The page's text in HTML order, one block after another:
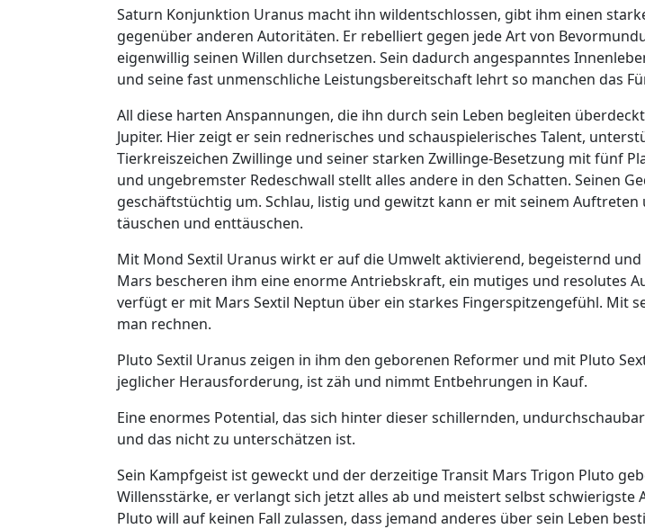
Saturn Konjunktion Uranus macht ihn wildentschlossen, gibt ihm einen
gegenüber anderen Autoritäten. Er rebelliert gegen jede Art von
eigenwillig seinen Willen durchsetzen. Sein dadurch angespanntes
und seine fast unmenschliche Leistungsbereitschaft lehrt so manchen das
All diese harten Anspannungen, die ihn durch sein Leben begleiten
Jupiter. Hier zeigt er sein rednerisches und schauspielerisches Talent,
Tierkreiszeichen Zwillinge und seiner starken Zwillinge-Besetzung mit fünf
und ungebremster Redeschwall stellt alles andere in den Schatten. Seinen
geschäftstüchtig um. Schlau, listig und gewitzt kann er mit seinem Auftreten
täuschen und enttäuschen.
Mit Mond Sextil Uranus wirkt er auf die Umwelt aktivierend, begeisternd
Mars bescheren ihm eine enorme Antriebskraft, ein mutiges und resolutes
verfügt er mit Mars Sextil Neptun über ein starkes Fingerspitzengefühl. Mit
man rechnen.
Pluto Sextil Uranus zeigen in ihm den geborenen Reformer und mit Pluto
jeglicher Herausforderung, ist zäh und nimmt Entbehrungen in Kauf.
Eine enormes Potential, das sich hinter dieser schillernden,
und das nicht zu unterschätzen ist.
Sein Kampfgeist ist geweckt und der derzeitige Transit Mars Trigon Pluto
Willensstärke, er verlangt sich jetzt alles ab und meistert selbst schwierigste
Pluto will auf keinen Fall zulassen, dass jemand anderes über sein Leben